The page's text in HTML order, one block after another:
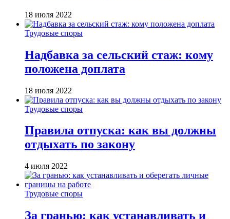
18 июля 2022
Трудовые споры
Надбавка за сельский стаж: кому
положена доплата
18 июля 2022
Трудовые споры
Правила отпуска: как вы должны
отдыхать по закону
4 июля 2022
Трудовые споры
За гранью: как устанавливать и